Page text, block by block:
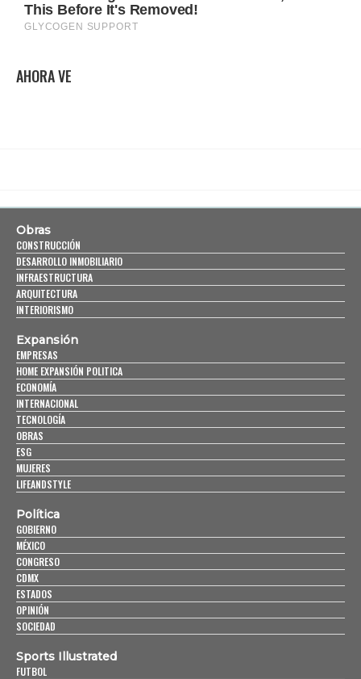
AHORA VE
Obras
CONSTRUCCIÓN
DESARROLLO INMOBILIARIO
INFRAESTRUCTURA
ARQUITECTURA
INTERIORISMO
Expansión
EMPRESAS
HOME EXPANSIÓN POLITICA
ECONOMÍA
INTERNACIONAL
TECNOLOGÍA
OBRAS
ESG
MUJERES
LIFEANDSTYLE
Política
GOBIERNO
MÉXICO
CONGRESO
CDMX
ESTADOS
OPINIÓN
SOCIEDAD
Sports Illustrated
FUTBOL